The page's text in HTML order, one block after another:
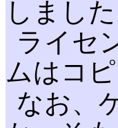
しまし
ライセ
ムはコ
なお、